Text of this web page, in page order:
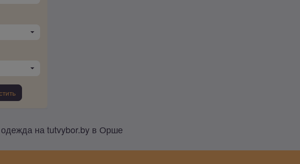
на tutvybor.by в Орше